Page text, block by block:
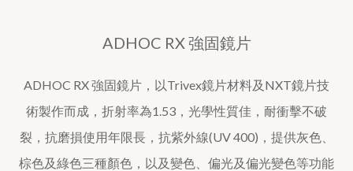
ADHOC RX 強固鏡片
ADHOC RX 強固鏡片，以Trivex鏡片材料及NXT鏡片技
術製作而成，折射率為1.53，光學性質佳，耐衝擊不破
裂，抗磨損使用年限長，抗紫外線(UV 400)，提供灰色、
棕色及綠色三種顏色，以及變色、偏光及偏光變色等功能